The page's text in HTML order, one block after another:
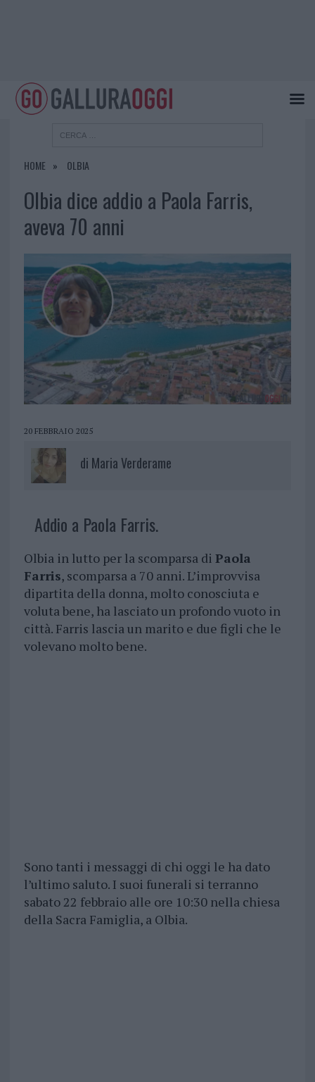
HOME OLBIA
Olbia dice addio a Paola Farris,
aveva 70 anni
20 FEBBRAIO 2025
di Maria Verderame
Addio a Paola Farris.
Olbia in lutto per la scomparsa di Paola
Farris, scomparsa a 70 anni. L’improvvisa
dipartita della donna, molto conosciuta e
voluta bene, ha lasciato un profondo vuoto in
città. Farris lascia un marito e due figli che le
volevano molto bene.
Sono tanti i messaggi di chi oggi le ha dato
l’ultimo saluto. I suoi funerali si terranno
sabato 22 febbraio alle ore 10:30 nella chiesa
della Sacra Famiglia, a Olbia.